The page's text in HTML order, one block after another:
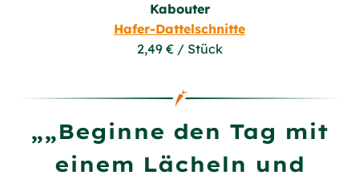
Kabouter
Hafer-Dattelschnitte
2,49 € / Stück
„„Beginne den Tag mit
einem Lächeln und